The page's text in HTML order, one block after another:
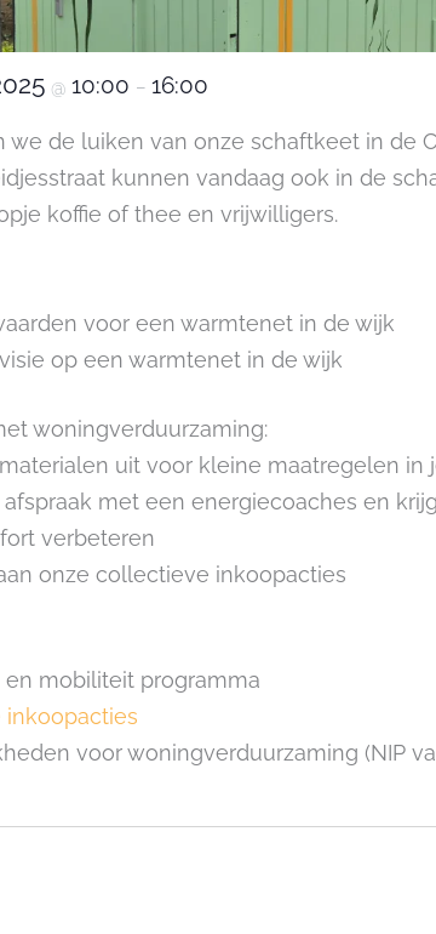
@10:00 –16:00
we de luiken van onze schaftkeet in de
kunnen vandaag ook in de
koffie of thee en vrijwilligers.
voor een warmtenet in de wijk
op een warmtenet in de wijk
woningverduurzaming:
uit voor kleine maatregelen in
met een energiecoaches en
verbeteren
onze collectieve inkoopacties
en mobiliteit programma
voor woningverduurzaming (NIP